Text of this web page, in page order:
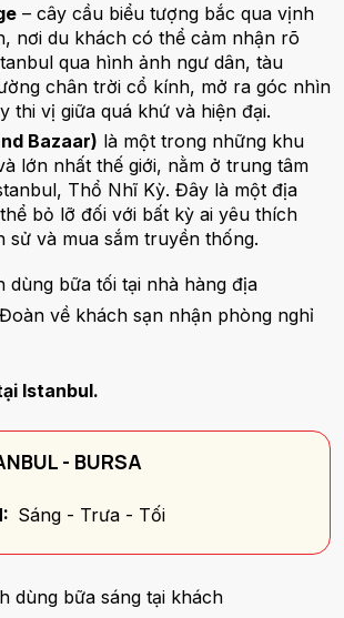
– cây cầu biểu tượng bắc qua vịnh
nơi du khách có thể cảm nhận rõ
qua hình ảnh ngư dân, tàu
chân trời cổ kính, mở ra góc nhìn
thi vị giữa quá khứ và hiện đại.
Bazaar) là một trong những khu
lớn nhất thế giới, nằm ở trung tâm
Thổ Nhĩ Kỳ. Đây là một địa
bỏ lỡ đối với bất kỳ ai yêu thích
sử và mua sắm truyền thống.
dùng bữa tối tại nhà hàng địa
về khách sạn nhận phòng nghỉ
Istanbul.
- BURSA
Sáng - Trưa - Tối
dùng bữa sáng tại khách